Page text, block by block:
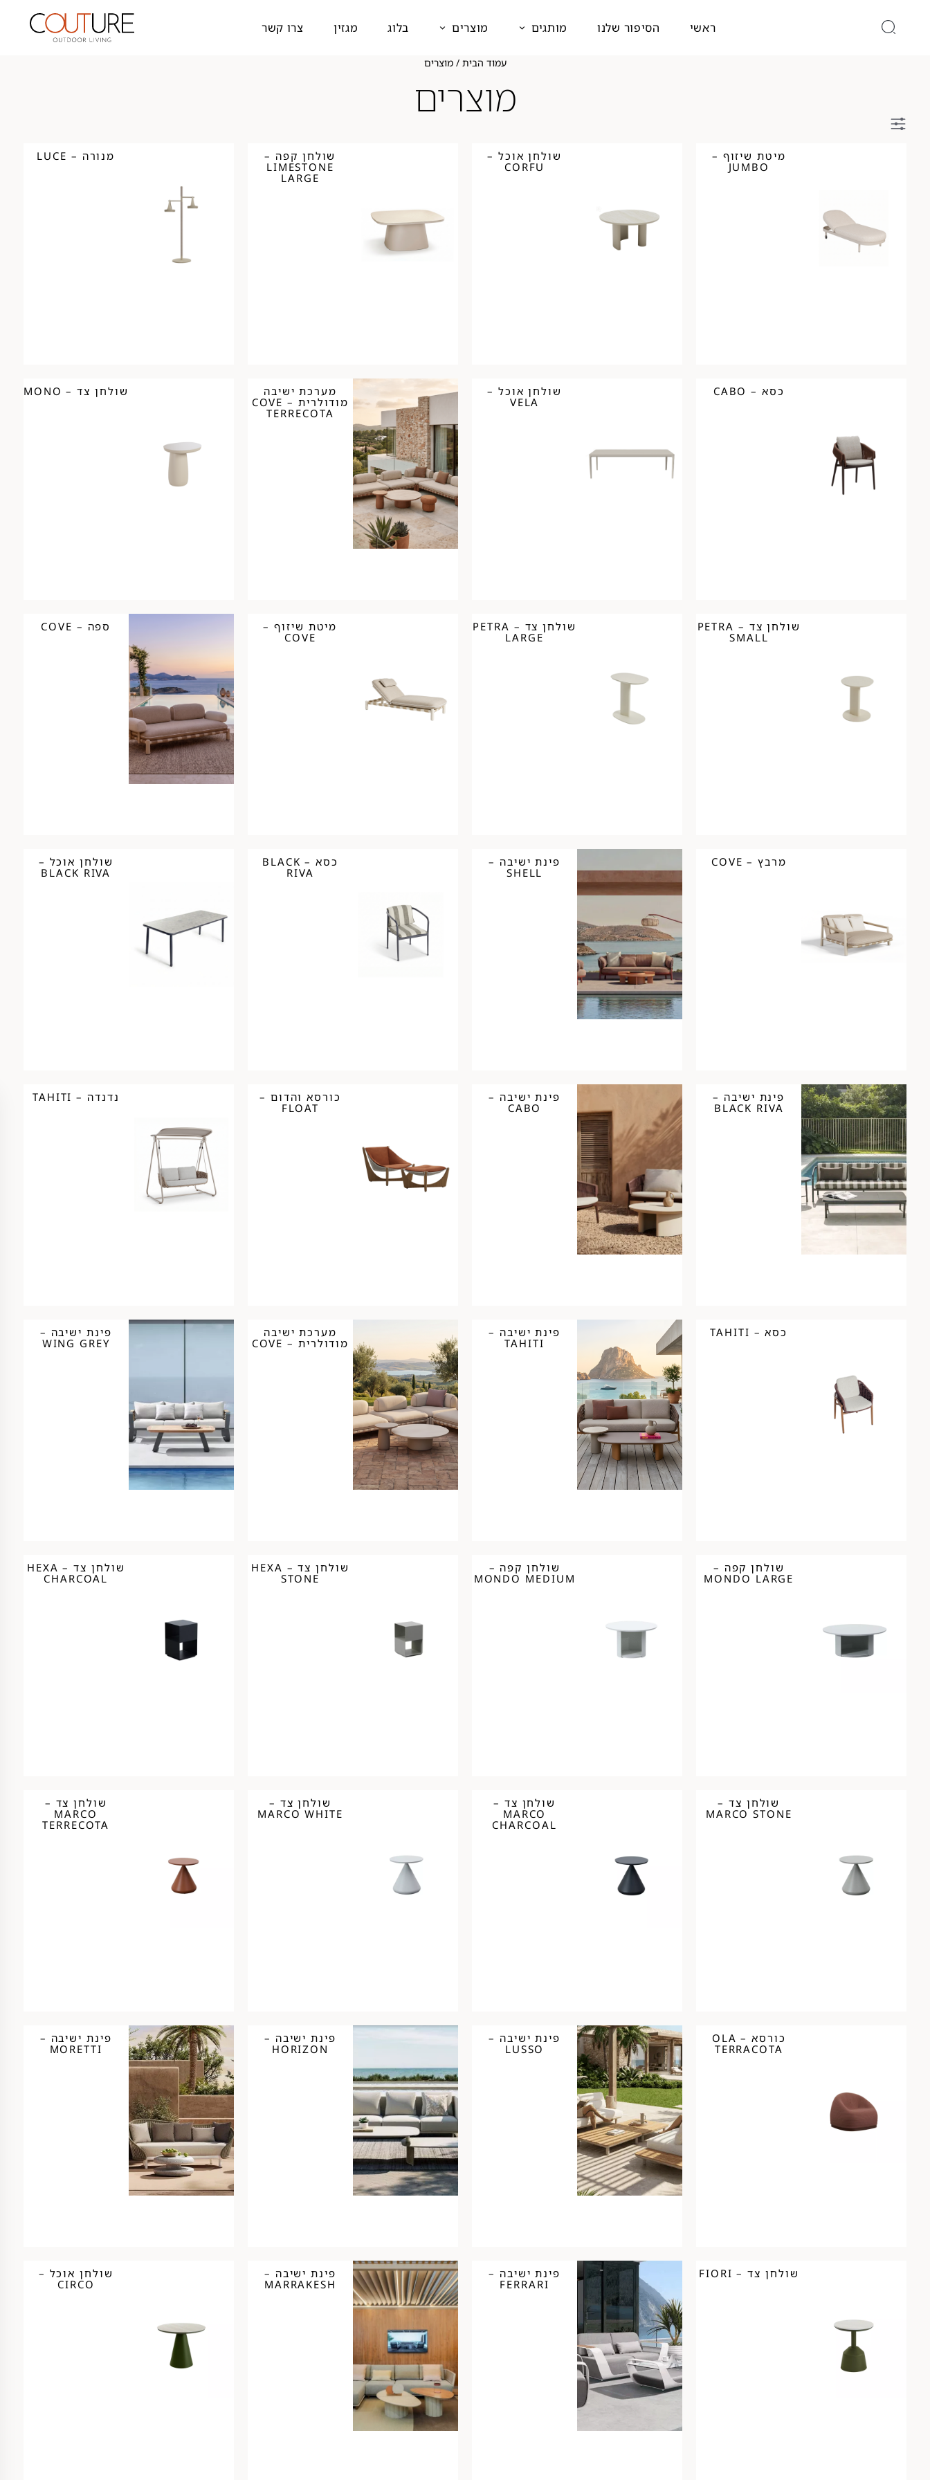
ראשי הסיפור שלנו מותגים מוצרים בלוג מגזין צרו קשר
עמוד הבית / מוצרים
מוצרים
מיטת שיזוף –
JUMBO
שולחן אוכל –
CORFU
שולחן קפה –
LIMESTONE
LARGE
מנורה – LUCE
כסא – CABO
שולחן אוכל –
VELA
מערכת ישיבה
מודולרית – COVE
TERRECOTA
שולחן צד – MONO
שולחן צד – PETRA
SMALL
שולחן צד – PETRA
LARGE
מיטת שיזוף –
COVE
ספה – COVE
מרבץ – COVE
פינת ישיבה –
SHELL
כסא – BLACK
RIVA
שולחן אוכל –
BLACK RIVA
פינת ישיבה –
BLACK RIVA
פינת ישיבה –
CABO
כורסא והדום –
FLOAT
נדנדה – TAHITI
כסא – TAHITI
פינת ישיבה –
TAHITI
מערכת ישיבה
מודולרית – COVE
פינת ישיבה –
WING GREY
שולחן קפה –
MONDO LARGE
שולחן קפה –
MONDO MEDIUM
שולחן צד – HEXA
STONE
שולחן צד – HEXA
CHARCOAL
שולחן צד –
MARCO STONE
שולחן צד –
MARCO
CHARCOAL
שולחן צד –
MARCO WHITE
שולחן צד –
MARCO
TERRECOTA
כורסא – OLA
TERRACOTA
פינת ישיבה –
LUSSO
פינת ישיבה –
HORIZON
פינת ישיבה –
MORETTI
שולחן צד – FIORI
פינת ישיבה –
FERRARI
פינת ישיבה –
MARRAKESH
שולחן אוכל –
CIRCO